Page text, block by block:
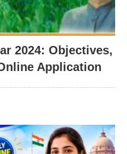
2024: Objectives,
Application